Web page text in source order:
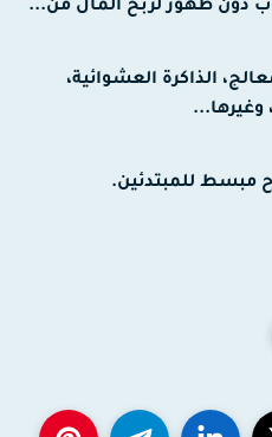
الذاكرة العشوائية،
للمبتدئين.